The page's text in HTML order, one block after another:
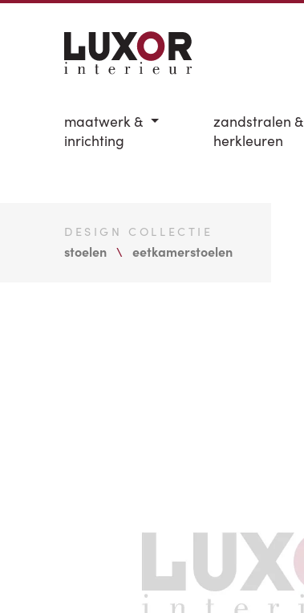
maatwerk &
inrichting
zandstralen &
herkleuren
DESIGN COLLECTIE
stoelen eetkamerstoelen